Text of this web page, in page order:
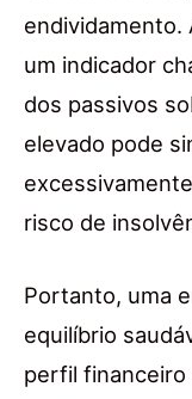
endividamento.
um indicador
dos passivos
elevado pode
risco de
Portanto, uma
equilíbrio
perfil financeiro